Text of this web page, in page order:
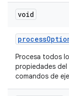
void
process
Procesa todos
propiedades
comandos de